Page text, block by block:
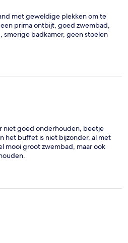
met geweldige plekken om te
prima ontbijt, goed zwembad,
badkamer, geen stoelen
niet goed onderhouden, beetje
het buffet is niet bijzonder, al met
mooi groot zwembad, maar ook